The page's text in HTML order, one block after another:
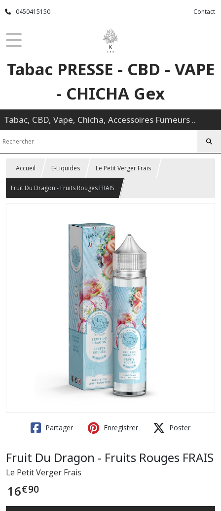
0450415150 Contact
Tabac PRESSE - CBD - VAPE
- CHICHA Gex
Tabac, CBD, Vape, Chicha, Accessoires Fumeurs ..
Accueil E-Liquides Le Petit Verger Frais
Fruit Du Dragon - Fruits Rouges FRAIS
Partager Enregistrer Poster
Fruit Du Dragon - Fruits Rouges FRAIS
Le Petit Verger Frais
16€90